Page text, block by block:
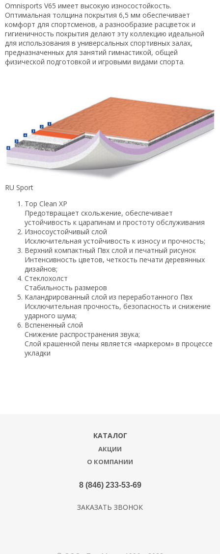
Omnisports V65 имеет высокую износостойкость.
Оптимальная толщина покрытия 6,5 мм обеспечивает
комфорт для спортсменов, а разнообразие расцветок и
гигиеничность покрытия делают эту коллекцию идеальной
для использования в универсальных спортивных залах,
предназначенных для занятий гимнастикой, общей
физической подготовкой и игровыми видами спорта.
RU Sport
Top Clean XP
Предотвращает скольжение, обеспечивает
устойчивость к царапинам и простоту обслуживания
Износоустойчивый слой
Исключительная устойчивость к износу и прочность;
Верхний компактный Пвх слой и печатный рисунок
Интенсивность цветов, четкость печати деревянных
дизайнов;
Стеклохолст
Стабильность размеров
Каландрированный слой из переработанного Пвх
Исключительная прочность, безопасность и снижение
ударного шума;
Вспененный слой
Снижение распространения звука;
Слой крашенной пены является «маркером» в процессе
укладки
КАТАЛОГ
АКЦИИ
О КОМПАНИИ
8 (846) 233-53-69
ЗАКАЗАТЬ ЗВОНОК